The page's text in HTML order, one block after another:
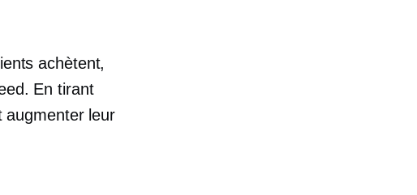
achètent,
En tirant
augmenter leur